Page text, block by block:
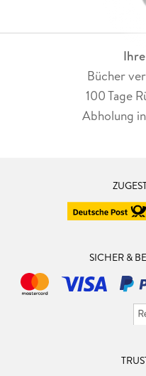
Bücher
100 Tage
Abholung
SICHER &